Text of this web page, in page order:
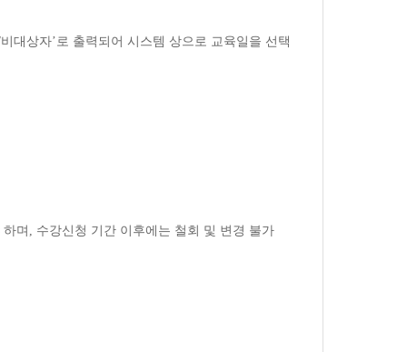
비대상자’로 출력되어 시스템 상으로 교육일을 선택
며 , 수강신청 기간 이후에는 철회 및 변경 불가